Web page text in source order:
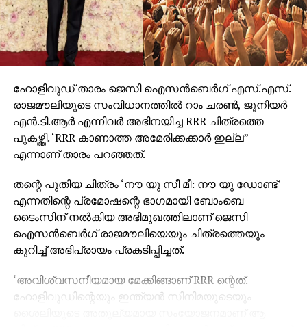
ഹോളിവുഡ് താരം ജെസി ഐസന്‍ബെര്‍ഗ് എസ്.എസ്.
രാജമൗലിയുടെ സംവിധാനത്തില്‍ റാം ചരണ്‍, ജൂനിയര്‍
എന്‍.ടി.ആര്‍ എന്നിവര്‍ അഭിനയിച്ച RRR ചിത്രത്തെ
പുകഴ്ത്തി. ‘RRR കാണാത്ത അമേരിക്കക്കാര്‍ ഇല്ല”
എന്നാണ് താരം പറഞ്ഞത്.
തന്റെ പുതിയ ചിത്രം ‘നൗ യു സീ മീ: നൗ യു ഡോണ്ട്’
എന്നതിന്റെ പ്രമോഷന്റെ ഭാഗമായി ബോംബെ
ടൈംസിന് നല്‍കിയ അഭിമുഖത്തിലാണ് ജെസി
ഐസന്‍ബെര്‍ഗ് രാജമൗലിയെയും ചിത്രത്തെയും
കുറിച്ച് അഭിപ്രായം പ്രകടിപ്പിച്ചത്.
‘അവിശ്വസനീയമായ മേക്കിങ്ങാണ് RRR ന്റെത്.
ഹോളിവുഡിന്റെയും ഇന്ത്യന്‍ സിനിമയുടെയും